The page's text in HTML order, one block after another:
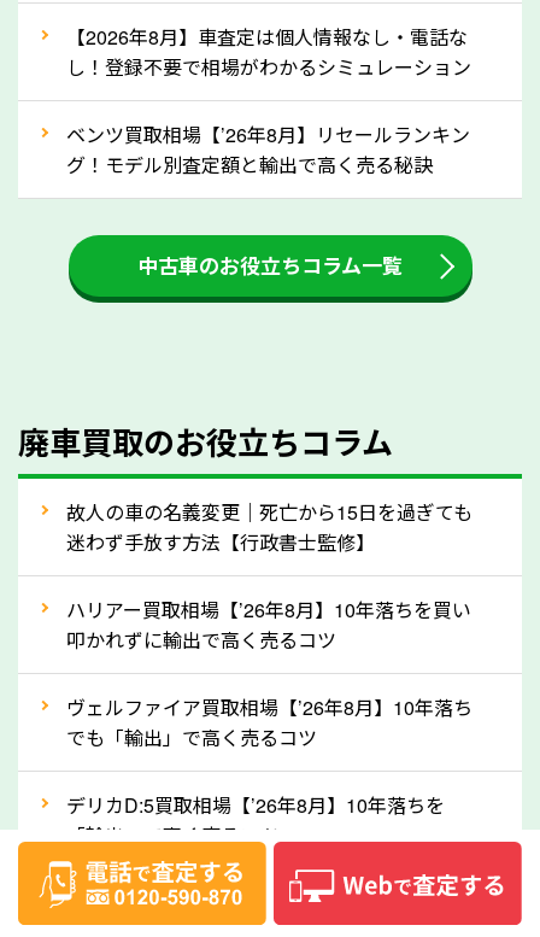
な車は早めに廃車手続きをしたほうが良いでしょう。
③自動車税の還付金の扱いについて確認し
ましょう！
車を廃車にすると、自動車税の還付金を受け取ること
ができる場合があります。廃車買取業者の中には、還
付金をお客様に返還しない業者もあります。廃車査定
をする際には、自動車税の還付金の返還があるかどう
かを確認するようにしてください。京都府のソコカラ
人気の車種は廃車の状態でも、高価買取が可能です。
産車は高く買取が可能です。「廃車＝買取できない」
なら廃車の車も適正価格で買取できます。他社で買取
拒否となった車も価格がつく可能性があるので、諦め
ずに京都府の「ソコカラ」にご相談ください。古い車
でも高価買取が可能なケースは珍しくないため、まず
はWebで簡単にできる無料査定をお試しください。
実績」で確認できます。
⑤車内の簡単な清掃で買取価格アップも！
しばらく乗っていない車は、車内のシートや座席の下
【2026年8月】車査定は個人情報なし・電話な
し！登録不要で相場がわかるシミュレーション
ベンツ買取相場【’26年8月】リセールランキン
グ！モデル別査定額と輸出で高く売る秘訣
中古車のお役立ちコラム一覧
廃車買取のお役立ちコラム
故人の車の名義変更｜死亡から15日を過ぎても
迷わず手放す方法【行政書士監修】
ハリアー買取相場【’26年8月】10年落ちを買い
叩かれずに輸出で高く売るコツ
ヴェルファイア買取相場【’26年8月】10年落ち
でも「輸出」で高く売るコツ
デリカD:5買取相場【’26年8月】10年落ちを
「輸出」で高く売るコツ
【2026年8月】車査定は個人情報なし・電話な